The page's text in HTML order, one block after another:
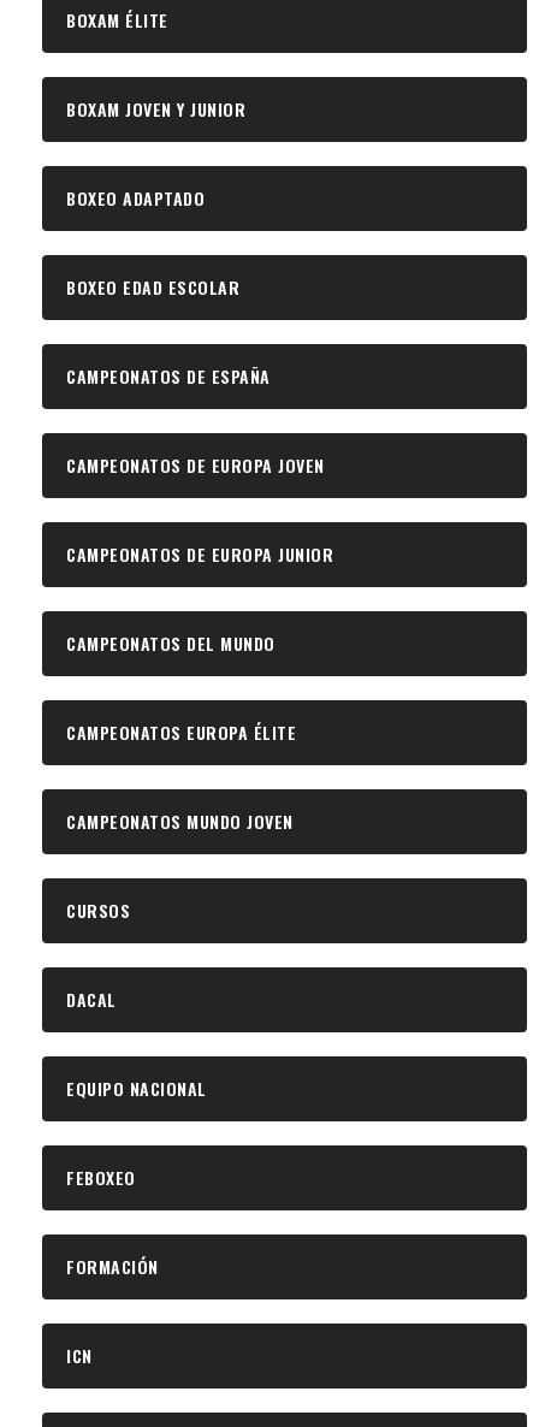
BOXAM ÉLITE
BOXAM JOVEN Y JUNIOR
BOXEO ADAPTADO
BOXEO EDAD ESCOLAR
CAMPEONATOS DE ESPAÑA
CAMPEONATOS DE EUROPA JOVEN
CAMPEONATOS DE EUROPA JUNIOR
CAMPEONATOS DEL MUNDO
CAMPEONATOS EUROPA ÉLITE
CAMPEONATOS MUNDO JOVEN
CURSOS
DACAL
EQUIPO NACIONAL
FEBOXEO
FORMACIÓN
ICN